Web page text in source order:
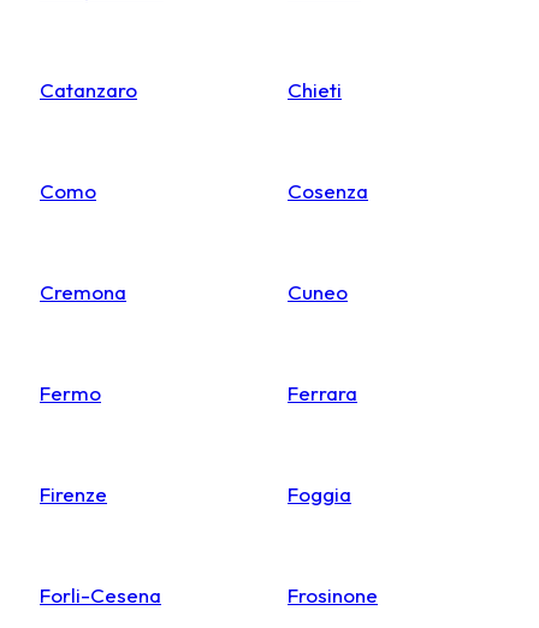
Catanzaro Chieti
Como Cosenza
Cremona Cuneo
Fermo Ferrara
Firenze Foggia
Forli-Cesena Frosinone